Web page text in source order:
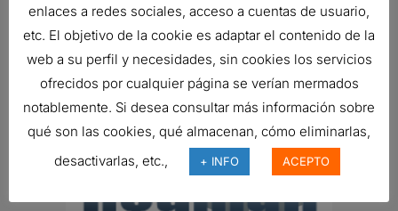
6,61€
Ref:P206408
enlaces a redes sociales, acceso a cuentas de usuario,
etc. El objetivo de la cookie es adaptar el contenido de la
web a su perfil y necesidades, sin cookies los servicios
ofrecidos por cualquier página se verían mermados
notablemente. Si desea consultar más información sobre
qué son las cookies, qué almacenan, cómo eliminarlas,
desactivarlas, etc.,
+ INFO ACEPTO